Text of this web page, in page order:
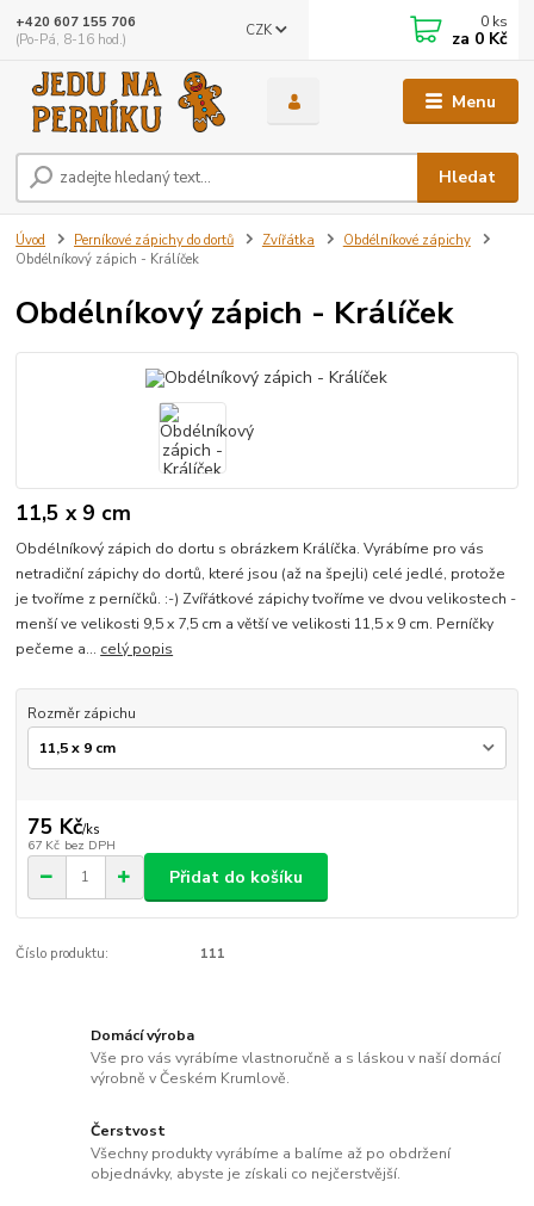
Menu
CZK
Hledat
+420 607 155 706
(Po-Pá, 8-16 hod.)
0 ks
za 0 Kč
Úvod Perníkové zápichy do dortů Zvířátka
Obdélníkové zápichy
Obdélníkový zápich - Králíček
Obdélníkový zápich - Králíček
11,5 x 9 cm
Obdélníkový zápich do dortu s obrázkem Králíčka. Vyrábíme pro vás
netradiční zápichy do dortů, které jsou (až na špejli) celé jedlé, protože
je tvoříme z perníčků. :-) Zvířátkové zápichy tvoříme ve dvou velikostech -
menší ve velikosti 9,5 x 7,5 cm a větší ve velikosti 11,5 x 9 cm. Perníčky
pečeme a... celý popis
Rozměr zápichu
75 Kč/ks
67 Kč bez DPH
Přidat do košíku
Číslo produktu: 111
Domácí výroba
Vše pro vás vyrábíme vlastnoručně a s láskou v naší domácí
výrobně v Českém Krumlově.
Čerstvost
Všechny produkty vyrábíme a balíme až po obdržení
objednávky, abyste je získali co nejčerstvější.